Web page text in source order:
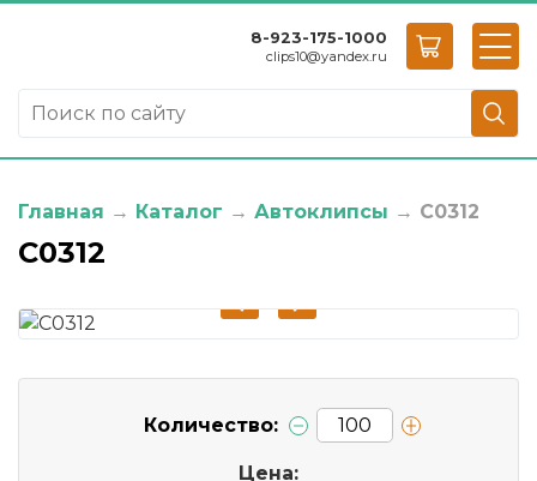
8-923-175-1000
clips10@yandex.ru
Главная → Каталог → Автоклипсы → C0312
C0312
Количество:
Цена: